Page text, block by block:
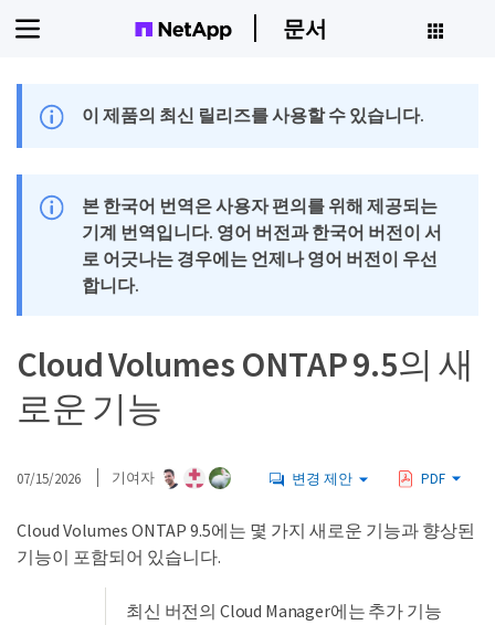
문서
이 제품의 최신 릴리즈를 사용할 수 있습니다.
본 한국어 번역은 사용자 편의를 위해 제공되는
기계 번역입니다. 영어 버전과 한국어 버전이 서
로 어긋나는 경우에는 언제나 영어 버전이 우선
합니다.
Cloud Volumes ONTAP 9.5의 새
로운 기능
07/15/2026 기여자 변경 제안 PDF
Cloud Volumes ONTAP 9.5에는 몇 가지 새로운 기능과 향상된
기능이 포함되어 있습니다.
최신 버전의 Cloud Manager에는 추가 기능